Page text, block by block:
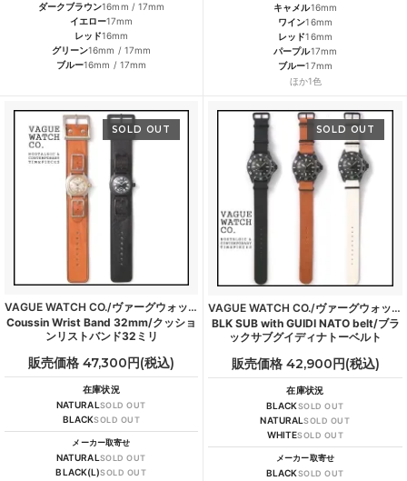
ダークブラウン16mm / 17mm
イエロー17mm
レッド16mm
グリーン16mm / 17mm
ブルー16mm / 17mm
キャメル16mm
ワイン16mm
レッド16mm
パープル17mm
ブルー17mm
ほか1色
SOLD OUT
VAGUE WATCH CO./ヴァーグウォッチカンパニー
Coussin Wrist Band 32mm/クッショ
ンリストバンド32ミリ
販売価格 47,300円(税込)
在庫状況
NATURAL SOLD OUT
BLACKSOLD OUT
メーカー取寄せ
NATURAL SOLD OUT
BLACK(L)SOLD OUT
SOLD OUT
VAGUE WATCH CO./ヴァーグウォッチカンパニー
BLK SUB with GUIDI NATO belt/ブラ
ックサブグイディナトーベルト
販売価格 42,900円(税込)
在庫状況
BLACKSOLD OUT
NATURALSOLD OUT
WHITESOLD OUT
メーカー取寄せ
BLACKSOLD OUT